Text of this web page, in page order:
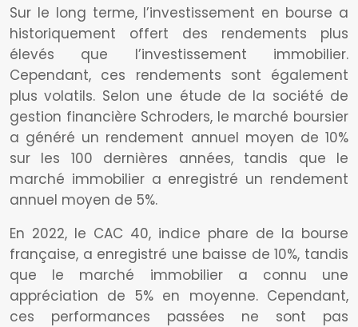
Sur le long terme, l’investissement en bourse a
historiquement offert des rendements plus
élevés que l’investissement immobilier.
Cependant, ces rendements sont également
plus volatils. Selon une étude de la société de
gestion financière Schroders, le marché boursier
a généré un rendement annuel moyen de 10%
sur les 100 dernières années, tandis que le
marché immobilier a enregistré un rendement
annuel moyen de 5%.
En 2022, le CAC 40, indice phare de la bourse
française, a enregistré une baisse de 10%, tandis
que le marché immobilier a connu une
appréciation de 5% en moyenne. Cependant,
ces performances passées ne sont pas